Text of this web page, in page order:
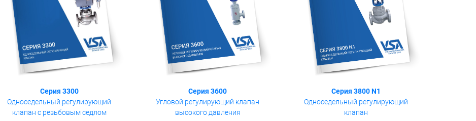
Серия 3300
Односедельный регулирующий
клапан с резьбовым седлом
Серия 3600
Угловой регулирующий клапан
высокого давления
Серия 3800 N1
Односедельный регулирующий
клапан